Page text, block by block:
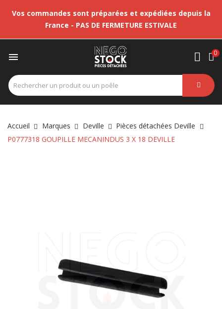
Vos commandes sont préparées et expédiées depuis la
France - PAS DE FERMETURE ESTIVALE
 0
Accueil Marques Deville
Pièces détachées Deville
P0777318 GOUPILLE MECANINDUS 3 X 18 DEVILLE